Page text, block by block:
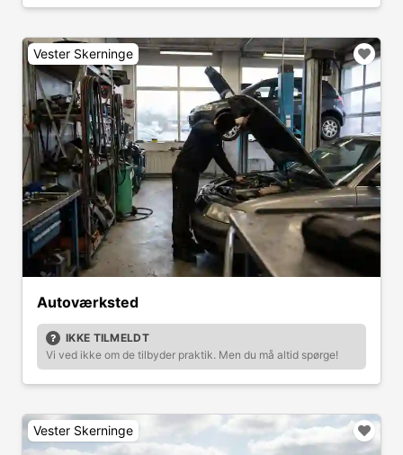
Vester Skerninge
Autoværksted
IKKE TILMELDT
Vi ved ikke om de tilbyder praktik. Men du må altid spørge!
Vester Skerninge